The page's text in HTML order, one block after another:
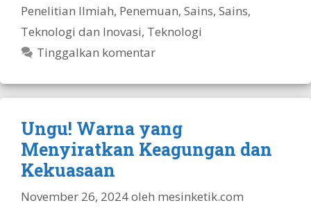
Penelitian Ilmiah, Penemuan, Sains, Sains,
Teknologi dan Inovasi, Teknologi
Tinggalkan komentar
Ungu! Warna yang
Menyiratkan Keagungan dan
Kekuasaan
November 26, 2024oleh mesinketik.com